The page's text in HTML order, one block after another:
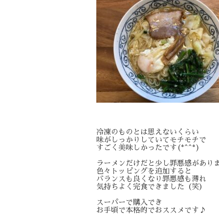
冷凍のものとは思えないくらい
味がしっかりしていてモチモチで
すごく美味しかったです(*^^*)
ラーメンだけだと少し罪悪感があり
色々トッピングを追加すると
バランスも良くなり罪悪感も薄れ
気持ちよく完食できました（笑）
スーパーで購入でき
お手頃で本格的でおススメです♪